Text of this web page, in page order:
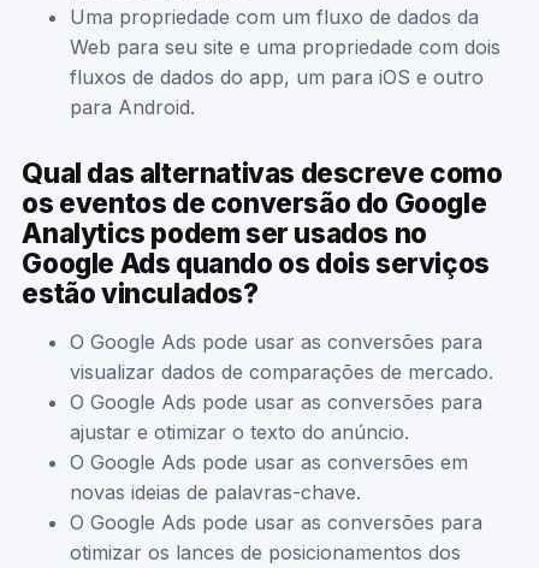
Uma propriedade com um fluxo de dados da
Web para seu site e uma propriedade com dois
fluxos de dados do app, um para iOS e outro
para Android.
Qual das alternativas descreve como
os eventos de conversão do Google
Analytics podem ser usados no
Google Ads quando os dois serviços
estão vinculados?
O Google Ads pode usar as conversões para
visualizar dados de comparações de mercado.
O Google Ads pode usar as conversões para
ajustar e otimizar o texto do anúncio.
O Google Ads pode usar as conversões em
novas ideias de palavras-chave.
O Google Ads pode usar as conversões para
otimizar os lances de posicionamentos dos